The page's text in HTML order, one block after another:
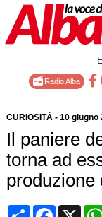
Radio Alba
CURIOSITÀ- 10 giugno
Il paniere
torna ad
produzione
CondividiFacebook
X